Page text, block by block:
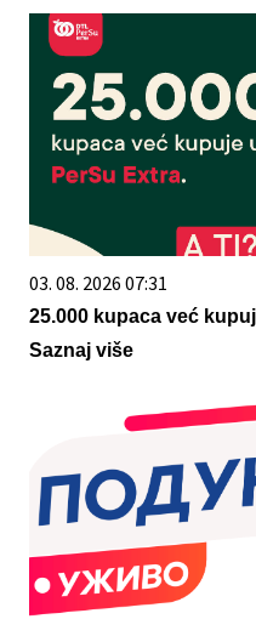
03. 08. 2026 07:31
25.000 kupaca već
Saznaj više